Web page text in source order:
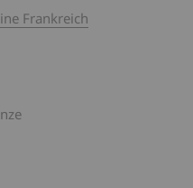
Frankreich